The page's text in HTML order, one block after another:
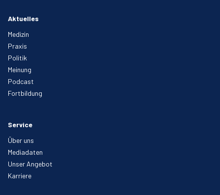
Aktuelles
Medizin
Praxis
Politik
Meinung
Podcast
Fortbildung
Service
Über uns
Mediadaten
Unser Angebot
Karriere